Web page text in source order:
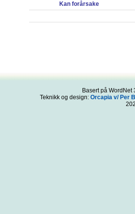
Kan forårsake
Basert på
Teknikk og design: Orcapia v/ Per